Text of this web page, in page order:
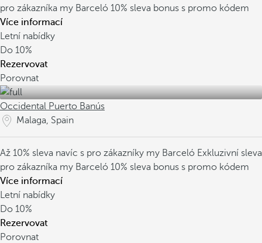
pro zákazníka my Barceló 10% sleva bonus s promo kódem
Více informací
Letní nabídky
Do 10%
Rezervovat
Porovnat
Occidental Puerto Banús
Malaga, Spain
Až 10% sleva navíc s pro zákazníky my Barceló Exkluzivní sleva
pro zákazníka my Barceló 10% sleva bonus s promo kódem
Více informací
Letní nabídky
Do 10%
Rezervovat
Porovnat